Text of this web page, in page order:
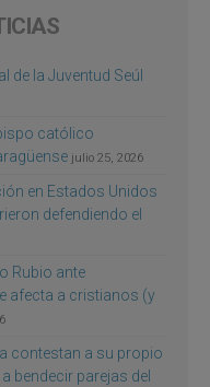
de la Juventud Seúl
católico
julio 25, 2026
en Estados Unidos
defendiendo el
Rubio ante
afecta a cristianos (y
contestan a su propio
bendecir parejas del